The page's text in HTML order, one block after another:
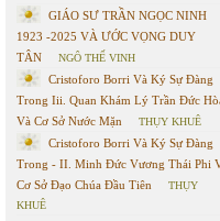
GIÁO SƯ TRẦN NGỌC NINH
1923 -2025 VÀ ƯỚC VỌNG DUY
TÂN
NGÔ THẾ VINH
Cristoforo Borri Và Ký Sự Đàng
Trong Iii. Quan Khám Lý Trần Đức
Và Cơ Sở Nước Mặn
THỤY KHUÊ
Cristoforo Borri Và Ký Sự Đàng
Trong - II. Minh Đức Vương Thái Phi
Cơ Sở Đạo Chúa Đầu Tiên
THỤY
KHUÊ